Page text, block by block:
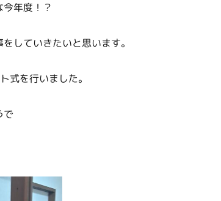
年度！？
していきたいと思います。
式を行いました。
で